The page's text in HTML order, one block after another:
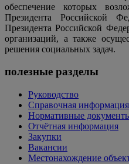
обеспечение которых
Президента Российской
Президента Российской
организаций, а также
решения социальных задач.
полезные разделы
Руководство
Справочная информация
Нормативные
Отчётная информация
Закупки
Вакансии
Местонахождение